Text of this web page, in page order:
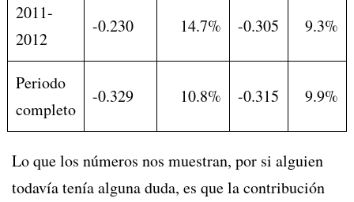
2011-
2012
-0.230 14.7% -0.305 9.3%
Periodo
completo
-0.329 10.8% -0.315 9.9%
Lo que los números nos muestran, por si alguien
todavía tenía alguna duda, es que la contribución